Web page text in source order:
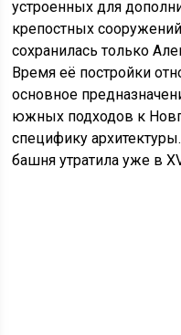
устроенных для
крепостных
сохранилась только
Время её постройки
основное
южных подходов к
специфику
башня утратила уже в